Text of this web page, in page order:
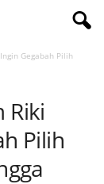
Gegabah Pilih
Riki
Pilih